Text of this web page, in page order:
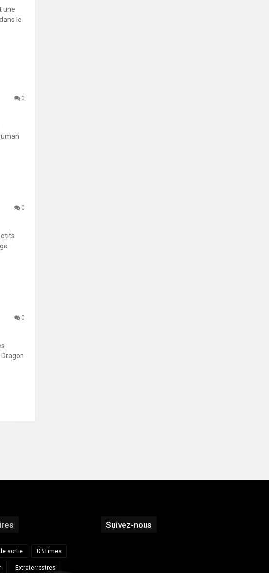
une
le
0
0
0
sortie DBTimes
Extraterrestres
Suivez-nous